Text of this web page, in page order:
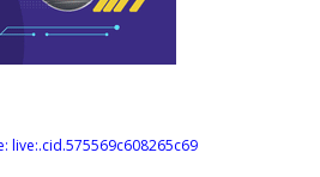
live:.cid.575569c608265c69